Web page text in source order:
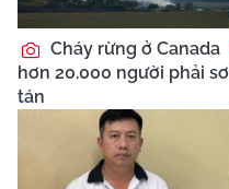
Cháy rừng ở Canada
hơn 20.000 người phải sơ
tán